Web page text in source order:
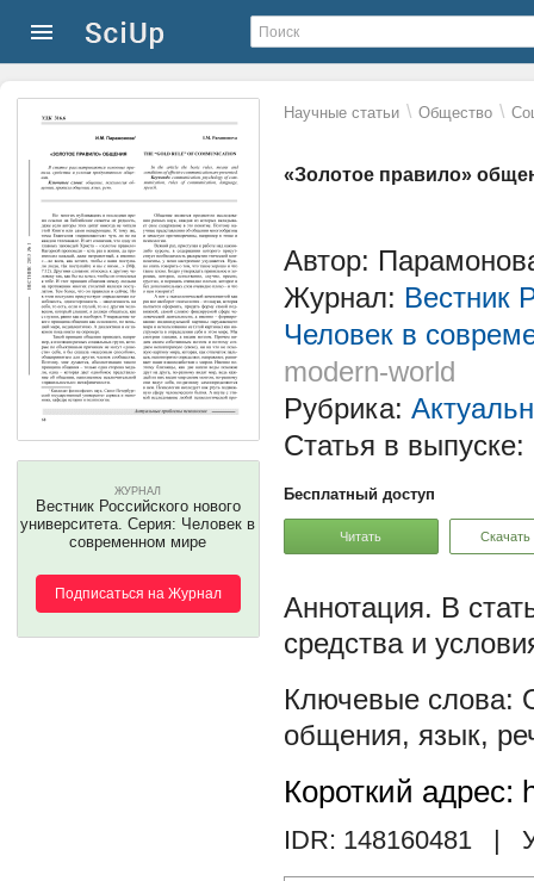
Научные статьи \ Общество \
«Золотое правило»
ЖУРНАЛ
Вестник Российского нового
университета. Серия: Человек в
современном мире
Подписаться на Журнал
Автор:
Журнал: Вестник
Человек в
modern-world
Рубрика:
Статья в выпуске:
Бесплатный доступ
Читать Скачать
В
средства и
общения, язык,
Короткий адрес:
IDR: 148160481 |